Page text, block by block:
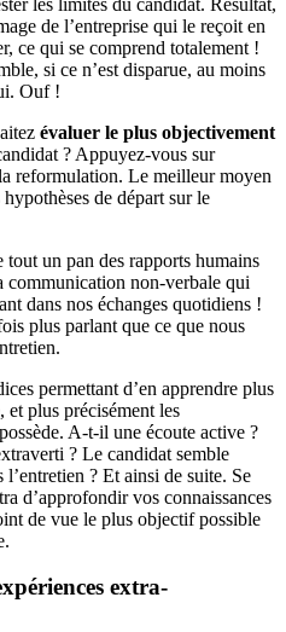
de l’entreprise qui le reçoit en
ce qui se comprend totalement !
si ce n’est disparue, au moins
Ouf !
évaluer le plus objectivement
? Appuyez-vous sur
reformulation. Le meilleur moyen
de départ sur le
un pan des rapports humains
communication non-verbale qui
dans nos échanges quotidiens !
plus parlant que ce que nous
permettant d’en apprendre plus
plus précisément les
A-t-il une écoute active ?
? Le candidat semble
? Et ainsi de suite. Se
d’approfondir vos connaissances
de vue le plus objectif possible
extra-